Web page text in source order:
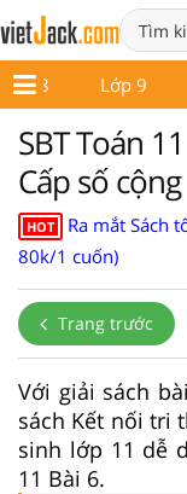
Lớp 8 Lớp 9
SBT Toán
Cấp số cộng
HOT
Ra mắt Sách
80k/1 cuốn)
Trang trước
Với giải sách
sách Kết nối tri
sinh lớp 11 dễ
11 Bài 6.